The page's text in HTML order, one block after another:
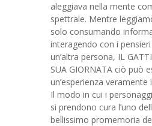
aleggiava nella mente
spettrale. Mentre
solo consumando
interagendo con i
un’altra persona, IL
SUA GIORNATA ciò può
un’esperienza
Il modo in cui i
si prendono cura l’uno
bellissimo promemoria